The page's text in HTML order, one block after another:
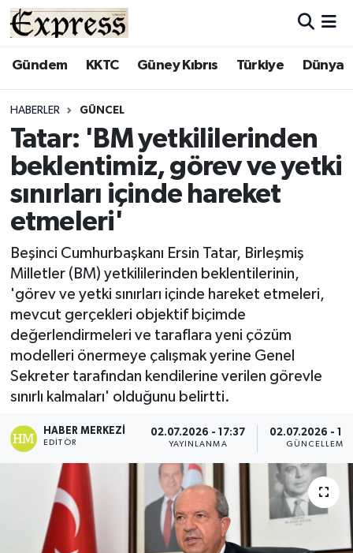
Gündem KKTC Güney Kıbrıs Türkiye Dünya
HABERLER GÜNCEL
Tatar: 'BM yetkililerinden
beklentimiz, görev ve yetki
sınırları içinde hareket
etmeleri'
Beşinci Cumhurbaşkanı Ersin Tatar, Birleşmiş
Milletler (BM) yetkililerinden beklentilerinin,
'görev ve yetki sınırları içinde hareket etmeleri,
mevcut gerçekleri objektif biçimde
değerlendirmeleri ve taraflara yeni çözüm
modelleri önermeye çalışmak yerine Genel
Sekreter tarafından kendilerine verilen görevle
sınırlı kalmaları' olduğunu belirtti.
HABER MERKEZI
EDITÖR
02.07.2026 - 17:37
YAYINLANMA
02.07.2026 -
GÜNCELLEME
ALAYKÖY
BİLİM
ÇATALKÖY
DÜNYA
EĞİTİM
EKONOMİ
ENGLISH
ESENTEPE
GAZİMAĞUSA
GİRNE
GÜNDEM
GÜNEY KIBRIS
Hava Durumu
Süper Lig Puan Durumu ve Fikstür
Tüm Manşetler
Son Dakika Haberleri
Haber Arşivi